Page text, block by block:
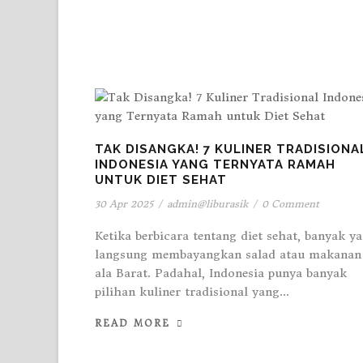
TAK DISANGKA! 7 KULINER
INDONESIA YANG TERNYATA RAMAH
UNTUK DIET SEHAT
30 Apr 2025 / admin@liburasik / 0 Comment
Ketika berbicara tentang diet sehat, banyak
langsung membayangkan salad atau makanan
ala Barat. Padahal, Indonesia punya banyak
pilihan kuliner tradisional yang...
READ MORE